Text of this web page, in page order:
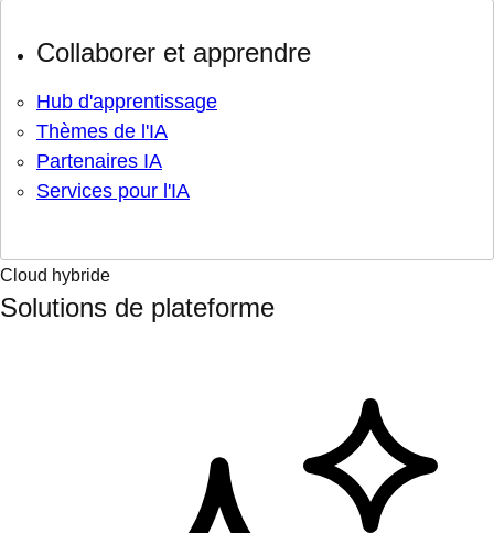
Collaborer et apprendre
Hub d'apprentissage
Thèmes de l'IA
Partenaires IA
Services pour l'IA
Cloud hybride
Solutions de plateforme